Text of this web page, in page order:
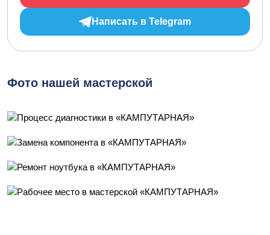
Написать в Telegram
Фото нашей мастерской